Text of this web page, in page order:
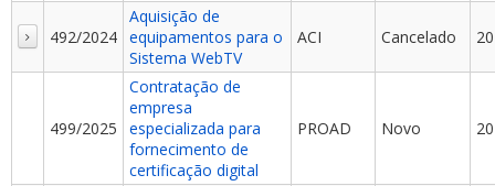
492/2024
Aquisição de
equipamentos para o
Sistema WebTV
ACI Cancelado
499/2025
Contratação de
empresa
especializada para
fornecimento de
certificação digital
PROAD Novo